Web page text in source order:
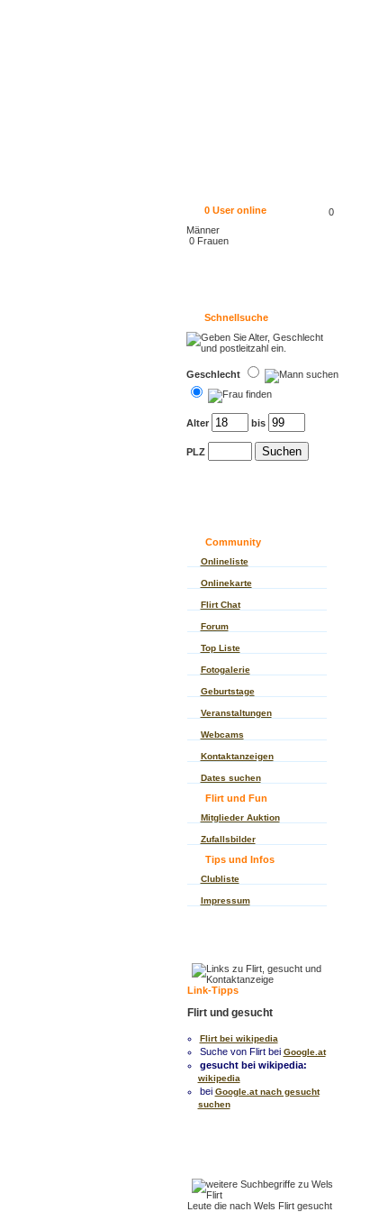
0User online
0
Männer
0 Frauen
Schnellsuche
Geschlecht
Alter bis
PLZ
Community
Onlineliste
Onlinekarte
Flirt Chat
Forum
Top Liste
Fotogalerie
Geburtstage
Veranstaltungen
Webcams
Kontaktanzeigen
Dates suchen
Flirt und Fun
Mitglieder Auktion
Zufallsbilder
Tips und Infos
Clubliste
Impressum
Link-Tipps
Flirt und gesucht
Flirt bei wikipedia
Suche von Flirt bei Google.at
gesucht bei wikipedia:
wikipedia
bei Google.at nach gesucht
suchen
Leute die nach Wels Flirt gesucht